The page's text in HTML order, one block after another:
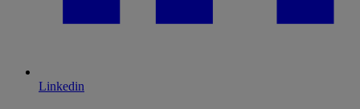
Linkedin